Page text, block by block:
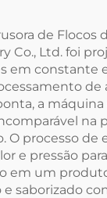
de Flocos
Co., Ltd. foi
em constante
de
a máquina
na
O processo de
e pressão
em um
saborizado